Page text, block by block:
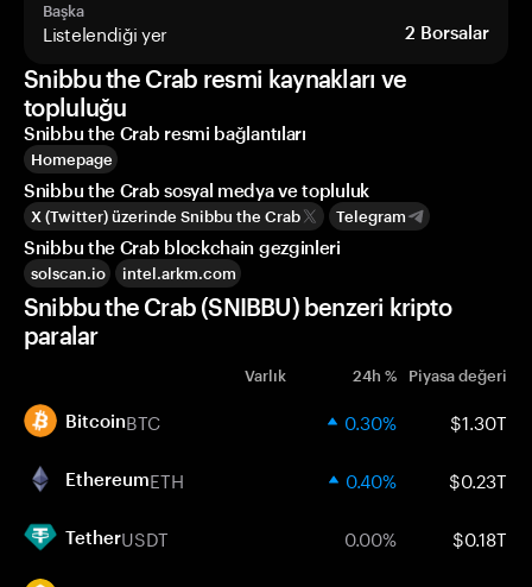
Başka
Listelendiği yer 2 Borsalar
Snibbu the Crab resmi kaynakları ve
topluluğu
Snibbu the Crab resmi bağlantıları
Homepage
Snibbu the Crab sosyal medya ve topluluk
X (Twitter) üzerinde Snibbu the Crab Telegram
Snibbu the Crab blockchain gezginleri
solscan.io intel.arkm.com
Snibbu the Crab (SNIBBU) benzeri kripto
paralar
Varlık 24h % Piyasa değeri
BitcoinBTC 0.30% $1.30T
EthereumETH 0.40% $0.23T
TetherUSDT 0.00% $0.18T